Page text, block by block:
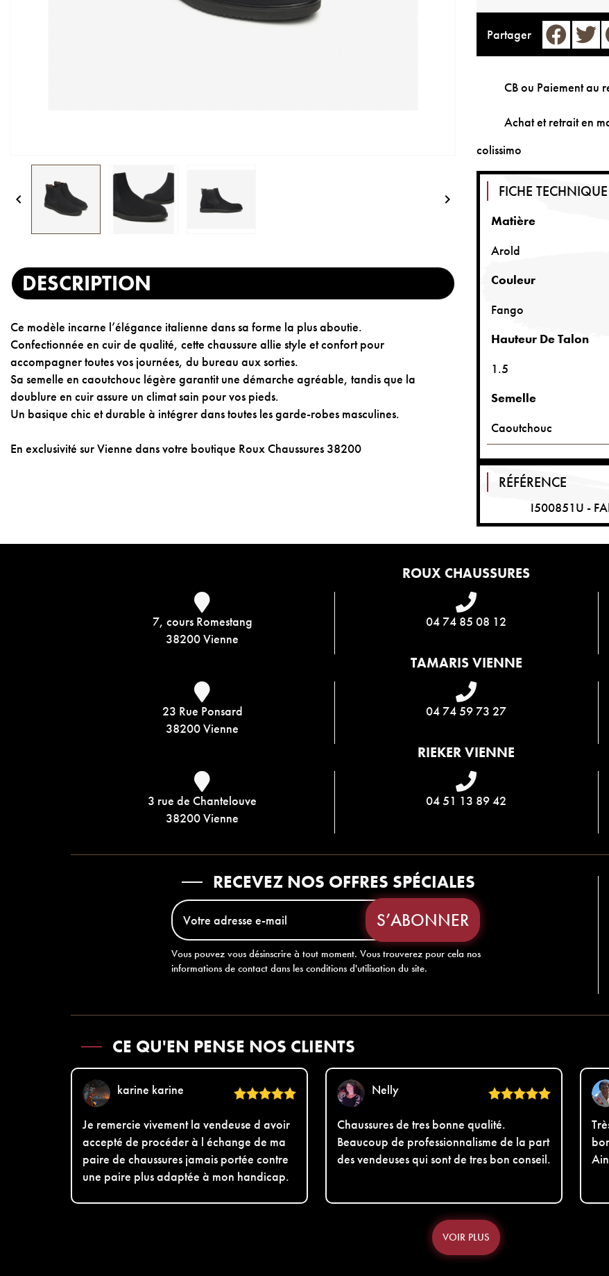
Partager
CB ou Paiement au
Achat et retrait en
colissimo
FICHE TECHNIQUE
Matière
Arold
Couleur
Fango
Hauteur De Talon
1.5
Semelle
Caoutchouc
RÉFÉRENCE
I500851U -
 
DESCRIPTION
Ce modèle incarne l’élégance italienne dans sa forme la plus aboutie.
Confectionnée en cuir de qualité, cette chaussure allie style et confort pour
accompagner toutes vos journées, du bureau aux sorties.
Sa semelle en caoutchouc légère garantit une démarche agréable, tandis que la
doublure en cuir assure un climat sain pour vos pieds.
Un basique chic et durable à intégrer dans toutes les garde-robes masculines.
En exclusivité sur Vienne dans votre boutique Roux Chaussures 38200
ROUX CHAUSSURES
7, cours Romestang
38200 Vienne
04 74 85 08 12
TAMARIS VIENNE
23 Rue Ponsard
38200 Vienne
04 74 59 73 27
RIEKER VIENNE
3 rue de Chantelouve
38200 Vienne
04 51 13 89 42
RECEVEZ NOS OFFRES SPÉCIALES
Vous pouvez vous désinscrire à tout moment. Vous trouverez pour cela nos
informations de contact dans les conditions d'utilisation du site.
CE QU'EN PENSE NOS CLIENTS
karine karine
Je remercie vivement la vendeuse d avoir
accepté de procéder à l échange de ma
paire de chaussures jamais portée contre
une paire plus adaptée à mon handicap.
Nelly
Chaussures de tres bonne qualité.
Beaucoup de professionnalisme de la part
des vendeuses qui sont de tres bon conseil.
VOIR PLUS